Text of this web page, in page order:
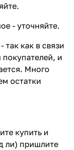
- уточняйте.
как в связи
и
Много
остатки
купить и
ли) пришлите